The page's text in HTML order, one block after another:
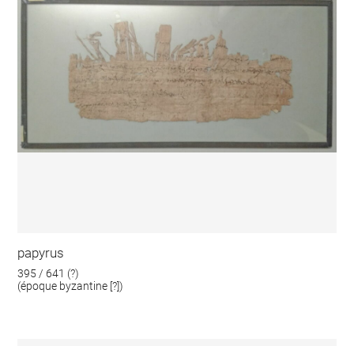
papyrus
395 / 641 (?)
(époque byzantine [?])